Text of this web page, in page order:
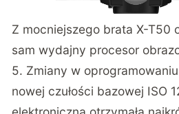
Z mocniejszego brata X-T50
sam wydajny procesor
5. Zmiany w
nowej czułości bazowej ISO